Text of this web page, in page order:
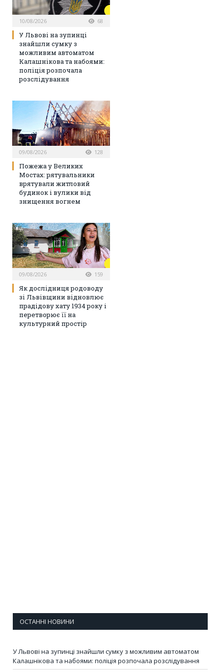
10/08/2026 68
У Львові на зупинці
знайшли сумку з
можливим автоматом
Калашнікова та набоями:
поліція розпочала
розслідування
09/08/2026 128
Пожежа у Великих
Мостах: рятувальники
врятували житловий
будинок і вулики від
знищення вогнем
09/08/2026 159
Як дослідниця родоводу
зі Львівщини відновлює
прадідову хату 1934 року і
перетворює її на
культурний простір
ОСТАННІ НОВИНИ
У Львові на зупинці знайшли сумку з можливим автоматом
Калашнікова та набоями: поліція розпочала розслідування